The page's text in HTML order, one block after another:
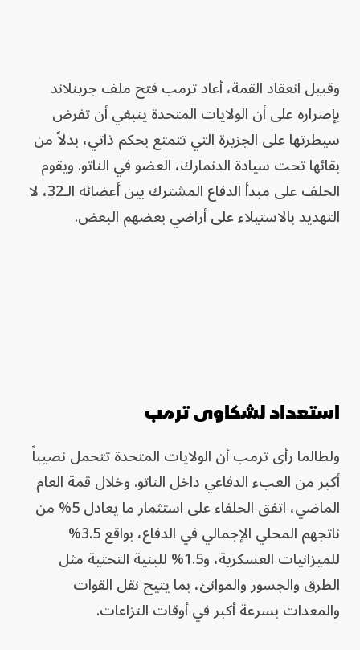
وقبيل انعقاد القمة، أعاد ترمب فتح ملف جرينلاند
بإصراره على أن الولايات المتحدة ينبغي أن تفرض
سيطرتها على الجزيرة التي تتمتع بحكم ذاتي، بدلاً من
بقائها تحت سيادة الدنمارك، العضو في الناتو. ويقوم
الحلف على مبدأ الدفاع المشترك بين أعضائه الـ32، لا
التهديد بالاستيلاء على أراضي بعضهم البعض.
استعداد لشكاوى ترمب
ولطالما رأى ترمب أن الولايات المتحدة تتحمل نصيباً
أكبر من العبء الدفاعي داخل الناتو. وخلال قمة العام
الماضي، اتفق الحلفاء على استثمار ما يعادل 5% من
ناتجهم المحلي الإجمالي في الدفاع، بواقع 3.5%
للميزانيات العسكرية، و1.5% للبنية التحتية مثل
الطرق والجسور والموانئ، بما يتيح نقل القوات
والمعدات بسرعة أكبر في أوقات النزاعات.